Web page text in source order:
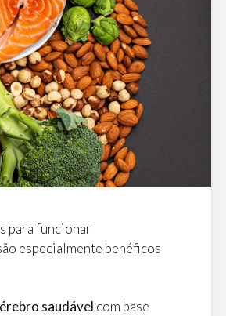
para funcionar
especialmente benéficos
saudável com base